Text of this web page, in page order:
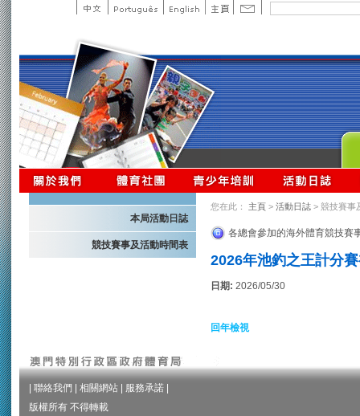
本局活動日誌
競技賽事及活動時間表
您在此： 主頁 > 活動日誌 > 競技賽事
各總會參加的海外體育競技賽
2026年池釣之王計分
日期: 2026/05/30
回年檢視
聯絡我們 相關網站 服務承諾
版權所有 不得轉載